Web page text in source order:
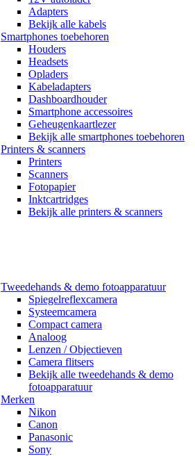
Adapters
Bekijk alle kabels
Smartphones toebehoren
Houders
Headsets
Opladers
Kabeladapters
Dashboardhouder
Smartphone accessoires
Geheugenkaartlezer
Bekijk alle smartphones toebehoren
Printers & scanners
Printers
Scanners
Fotopapier
Inktcartridges
Bekijk alle printers & scanners
Tweedehands & demo fotoapparatuur
Spiegelreflexcamera
Systeemcamera
Compact camera
Analoog
Lenzen / Objectieven
Camera flitsers
Bekijk alle tweedehands & demo
fotoapparatuur
Merken
Nikon
Canon
Panasonic
Sony